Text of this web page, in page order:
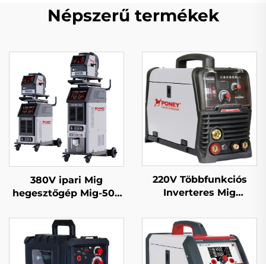
Népszerű termékek
380V ipari Mig
hegesztőgép Mig-500
gázzal védett Mig/Mag
bevágó hegesztőgép
220V Többfunkciós
Inverteres Mig
Digitális
Jelfeldolgozású
Egypulzusos
Szinergetikus Mig